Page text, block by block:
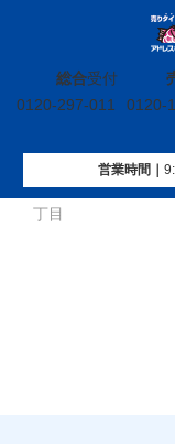
総合受付
0120-297-011
0120-
営業時間｜
イエステーション»
丁目